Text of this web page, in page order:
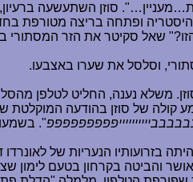
…מעניין…". סוזן השתעשעה
ופתחה בריצה מטורפת
שאל סקיטר את הזר המסתורי
וסלסל את שערו באצבעו.
משלא נענה, החליט לטלפן
קולה של סוזן בהודעה המוקלטת
".
בזרועותיו הנעריות של
והביטה בקרחון בטעם לימון